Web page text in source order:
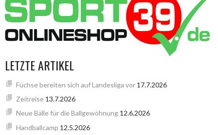
LETZTE ARTIKEL
Füchse bereiten sich auf Landesliga vor 17.7.2026
Zeitreise 13.7.2026
Neue Bälle für die Ballgewöhnung 12.6.2026
Handballcamp 12.5.2026